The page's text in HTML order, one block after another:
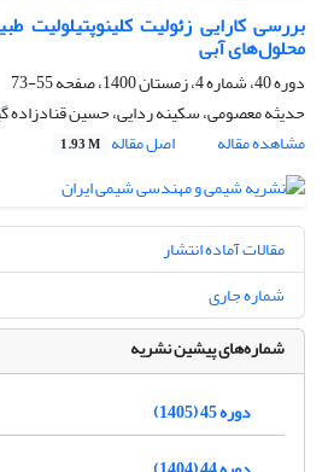
بررسی کارایی زئولیت کلینوپتیلولیت
محلول‌های آبی
دوره 40، شماره 4، زمستان 1400، صفحه
55-73
حدیثه معصومی، سکینه ردایی، حسین قنادزاده
مشاهده مقاله
اصل مقاله 1.93 M
مقالات آماده انتشار
شماره جاری
شماره‌های پیشین نشریه
دوره 45 (1405)